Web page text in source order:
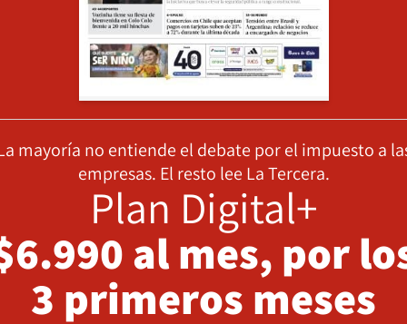
mayoría no entiende el debate por el impuesto a
empresas. El resto lee La Tercera.
Plan Digital+
al mes, por
3 primeros meses